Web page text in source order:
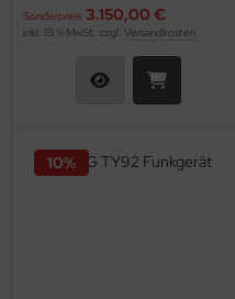
Sonderpreis 3.150,00 €
inkl. 19 % MwSt. zzgl. Versandkosten
10%